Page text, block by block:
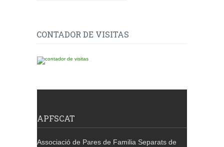
CONTADOR DE VISITAS
APFSCAT
Associació de Pares de Familia Separats de